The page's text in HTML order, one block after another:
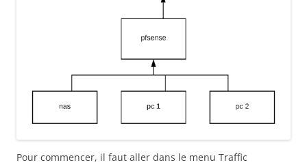
Pour commencer, il faut aller dans le menu Traffic